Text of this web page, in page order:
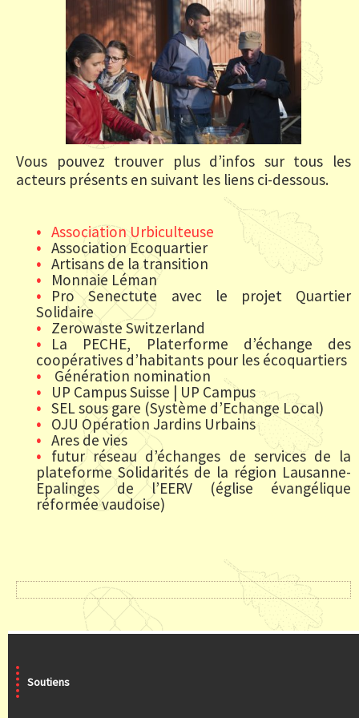
Vous pouvez trouver plus d’infos sur tous les
acteurs présents en suivant les liens ci-dessous.
Association Urbiculteuse
Association Ecoquartier
Artisans de la transition
Monnaie Léman
Pro Senectute avec le projet Quartier
Solidaire
Zerowaste Switzerland
La PECHE, Platerforme d’échange des
coopératives d’habitants pour les écoquartiers
Génération nomination
UP Campus Suisse | UP Campus
SEL sous gare (Système d’Echange Local)
OJU Opération Jardins Urbains
Ares de vies
futur réseau d’échanges de services de la
plateforme Solidarités de la région Lausanne-
Epalinges de l’EERV (église évangélique
réformée vaudoise)
Soutiens